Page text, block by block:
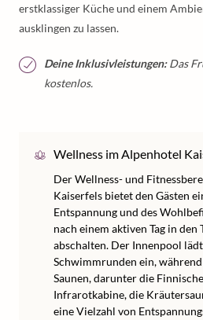
erstklassiger Küche und einem
ausklingen zu lassen.
Deine Inklusivleistungen:Das
kostenlos.
Wellness im Alpenhotel
Der Wellness- und
Kaiserfels bietet den Gästen
Entspannung und des
nach einem aktiven Tag in
abschalten. Der Innenpool
Schwimmrunden ein,
Saunen, darunter die
Infrarotkabine, die
eine Vielzahl von